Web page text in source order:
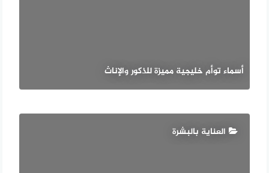
أسماء توأم خليجية مميزة للذكور والإناث
العناية بالبشرة